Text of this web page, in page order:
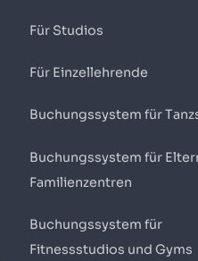
Für Studios
Für Einzellehrende
Buchungssystem für
Buchungssystem für
Familienzentren
Buchungssystem für
Fitnessstudios und Gyms